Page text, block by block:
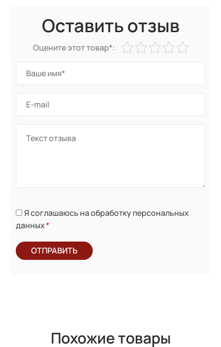
Оставить отзыв
Оцените этот товар*:
Я соглашаюсь на обработку персональных
данных*
ОТПРАВИТЬ
Похожие товары